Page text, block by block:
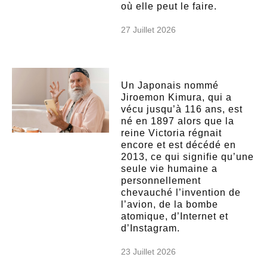
où elle peut le faire.
27 Juillet 2026
Un Japonais nommé
Jiroemon Kimura, qui a
vécu jusqu’à 116 ans, est
né en 1897 alors que la
reine Victoria régnait
encore et est décédé en
2013, ce qui signifie qu’une
seule vie humaine a
personnellement
chevauché l’invention de
l’avion, de la bombe
atomique, d’Internet et
d’Instagram.
23 Juillet 2026